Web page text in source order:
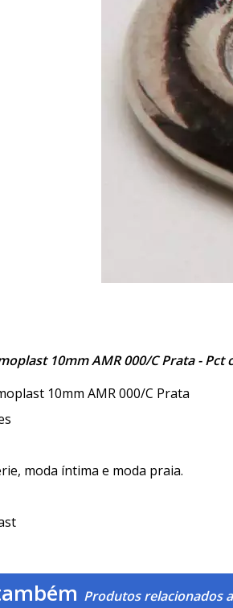
10mm AMR 000/C Prata - Pct
10mm AMR 000/C Prata
moda íntima e moda praia.
Produtos relacionados